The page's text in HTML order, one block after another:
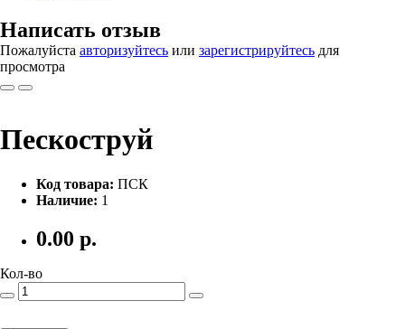
Написать отзыв
Пожалуйста авторизуйтесь или зарегистрируйтесь для
просмотра
Пескоструй
Код товара: ПСК
Наличие: 1
0.00 р.
Кол-во